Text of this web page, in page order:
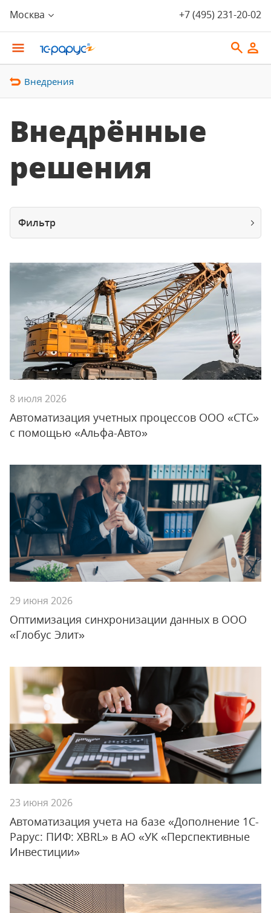
Москва +7 (495) 231-20-02
Внедрения
Внедрённые
решения
Фильтр
8 июля 2026
Автоматизация учетных процессов ООО «СТС»
с помощью «Альфа-Авто»
29 июня 2026
Оптимизация синхронизации данных в ООО
«Глобус Элит»
23 июня 2026
Автоматизация учета на базе «Дополнение 1С-
Рарус: ПИФ: XBRL» в АО «УК «Перспективные
Инвестиции»